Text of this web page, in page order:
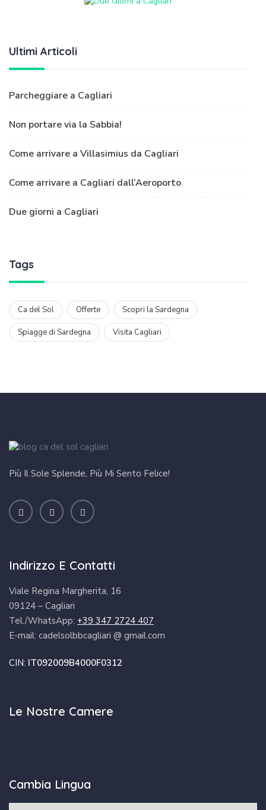
Ultimi Articoli
Parcheggiare a Cagliari
Non portare via la Sabbia!
Come arrivare a Villasimius da Cagliari
Come arrivare a Cagliari dall’Aeroporto
Due giorni a Cagliari
Tags
Ca del Sol Offerte Scopri la Sardegna
Spiagge di Sardegna Visita Cagliari
Più Il Sole Splende, Più Mi Sento Felice!
Indirizzo E Contatti
Viale Regina Margherita, 16
09124 – Cagliari
Tel./WhatsApp: +39 347 2724 407
E-mail: cadelsolbbcagliari @ gmail.com
CIN: IT092009B4000F0312
Le Nostre Camere
Cambia Lingua